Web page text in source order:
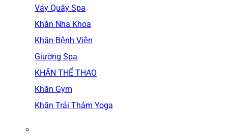
Váy Quây Spa
Khăn Nha Khoa
Khăn Bệnh Viện
Giường Spa
KHĂN THỂ THAO
Khăn Gym
Khăn Trải Thảm Yoga